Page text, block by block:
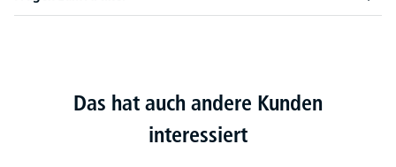
Das hat auch andere Kunden
interessiert